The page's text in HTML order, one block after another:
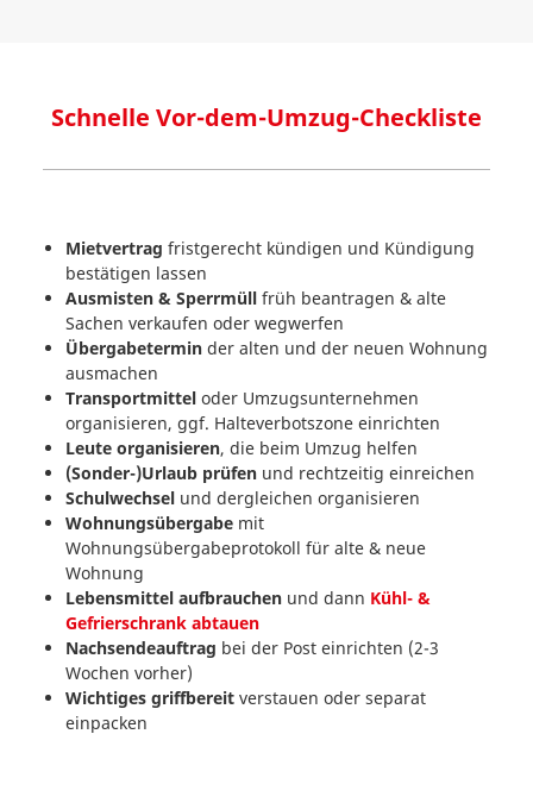
Schnelle Vor-dem-Umzug-Checkliste
Mietvertrag fristgerecht kündigen und Kündigung
bestätigen lassen
Ausmisten & Sperrmüll früh beantragen & alte
Sachen verkaufen oder wegwerfen
Übergabetermin der alten und der neuen Wohnung
ausmachen
Transportmittel oder Umzugsunternehmen
organisieren, ggf. Halteverbotszone einrichten
Leute organisieren, die beim Umzug helfen
(Sonder-)Urlaub prüfen und rechtzeitig einreichen
Schulwechsel und dergleichen organisieren
Wohnungsübergabe mit
Wohnungsübergabeprotokoll für alte & neue
Wohnung
Lebensmittel aufbrauchen und dann Kühl- &
Gefrierschrank abtauen
Nachsendeauftrag bei der Post einrichten (2-3
Wochen vorher)
Wichtiges griffbereit verstauen oder separat
einpacken